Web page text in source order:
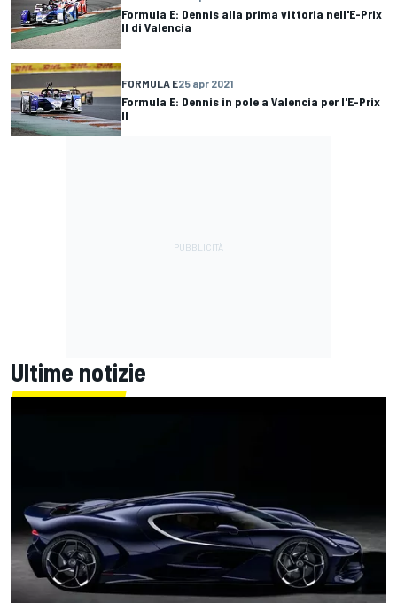
Formula E: Dennis alla prima vittoria nell'E-Prix
II di Valencia
FORMULA E25 apr 2021
Formula E: Dennis in pole a Valencia per l'E-Prix
II
Ultime notizie